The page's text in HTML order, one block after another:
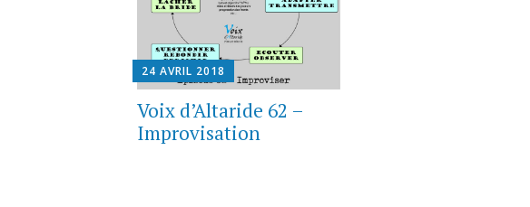
24 AVRIL 2018
Voix d’Altaride 62 –
Improvisation